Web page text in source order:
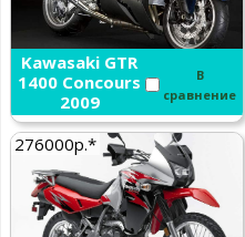
Kawasaki GTR
1400 Concours
2009
В
сравнение
276000р.*